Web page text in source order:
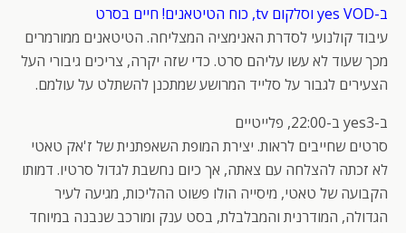
ב-yes VOD וסלקום tv, כוח הטיטאנים! חיים בסרט
עיבוד קולנועי לסדרת האנימציה המצליחה. הטיטאנים ממורמרים
מכך שעוד לא עשו עליהם סרט. כדי שזה יקרה, צריכים גיבורי העל
הצעירים לגבור על סלייד המרושע שמתכנן להשתלט על עולמם.
ב-yes3 ב-22:00, פלייטיים
סרטים שחייבים לראות. יצירת המופת השאפתנית של ז'אק טאטי
לא זכתה להצלחה עם צאתה, אך כיום נחשבת לגדול סרטיו. דמותו
הקבועה של טאטי, מיסייה הולו פשוט ההליכות, מגיעה לעיר
הגדולה, המודרנית והמבלבלת, בסט ענק ומורכב שנבנה במיוחד